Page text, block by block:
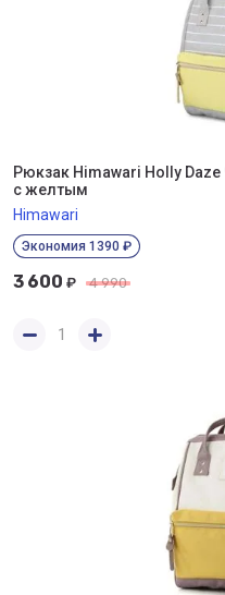
Рюкзак Himawari Holly
с желтым
Himawari
Экономия 1390 ₽
3 600 ₽ 4 990